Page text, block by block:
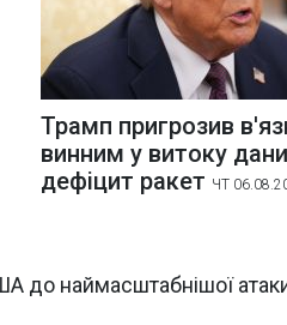
Трамп пригрозив
винним у витоку
дефіцит ракет ЧТ
до наймасштабнішої